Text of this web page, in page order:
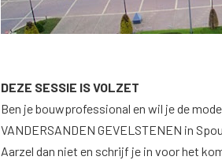
DEZE SESSIE IS VOLZET
Ben je bouwprofessional en wil je de
VANDERSANDEN GEVELSTENEN in
Aarzel dan niet en schrijf je in voor het